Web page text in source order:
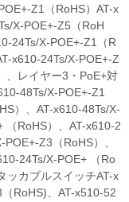
Z1（RoHS）AT-x
X-POE+-Z5（RoH
24Ts/X-POE+-Z1（R
x610-24Ts/X-POE+-Z
、レイヤー3・PoE+対
48Ts/X-POE+-Z1
）、AT-x610-48Ts/X-
（RoHS）、AT-x610-2
Z3（RoHS）、
24Ts/X-POE+ （Ro
ッカブルスイッチAT-x
RoHS)、AT-x510-52